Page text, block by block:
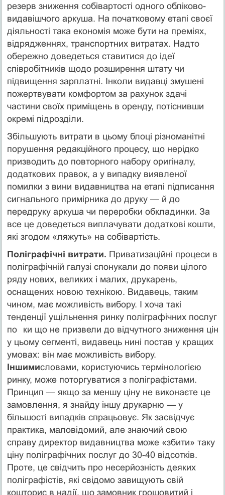
резерв зниження собівартості одного обліково-
видавішчого аркуша. На початковому етапі своєї
діяльності така економія може бути на преміях,
відрядженнях, транспортних витратах. Надто
обережно доведеться ставитися до ідеї
співробітників щодо розширення штату чи
підвищення зарплатні. Інколи видавці змушені
пожертвувати комфортом за рахунок здачі
частини своїх приміщень в оренду, потіснивши
окремі підрозділи.
Збільшують витрати в цьому блоці різноманітні
порушення редакційного процесу, що нерідко
призводить до повторного набору оригіналу,
додаткових правок, а у випадку виявленої
помилки з вини видавництва на етапі підписання
сигнального примірника до друку — й до
передруку аркуша чи переробки обкладинки. За
все це доведеться виплачувати додаткові кошти,
які згодом «ляжуть» на собівартість.
Поліграфічні витрати. Приватизаційні процеси в
поліграфічній галузі спонукали до появи цілого
ряду нових, великих і малих, друкарень,
оснащених новою технікою. Видавець, таким
чином, має можливість вибору. І хоча такі
тенденції ущільнення ринку поліграфічних послуг
по
ки що не призвели до відчутного зниження цін
у цьому сегменті, видавець нині постав у кращих
умовах: він має можливість вибору.
Іншимисловами, користуючись термінологією
ринку, може поторгуватися з поліграфістами.
Принцип — якщо за меншу ціну не виконаєте це
замовлення, я знайду іншу друкарню — у
більшості випадків спрацьовує. Як засвідчує
практика, маловідомий, але знаючий свою
справу директор видавництва може «збити» таку
ціну поліграфічних послуг до 30-40 відсотків.
Проте, це свідчить про несерйозність деяких
поліграфістів, які свідомо завищують свій
кошторис в надії, що замовник грошовитий і